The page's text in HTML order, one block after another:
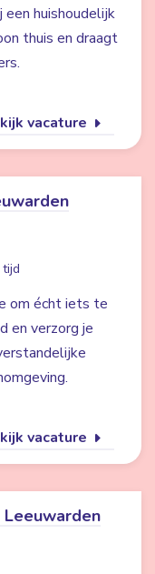
huishoudelijk
thuis en draagt
vacature
om écht iets te
en verzorg je
vacature